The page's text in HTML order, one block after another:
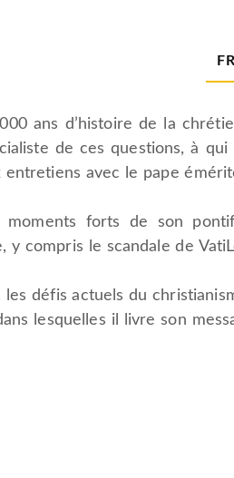
FR
ans d’histoire de la
de ces questions, à qui
entretiens avec le pape
forts de son
y compris le scandale de
les défis actuels du
lesquelles il livre son